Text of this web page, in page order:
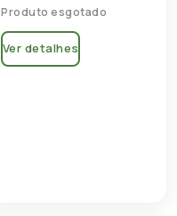
Produto esgotado
Ver detalhes